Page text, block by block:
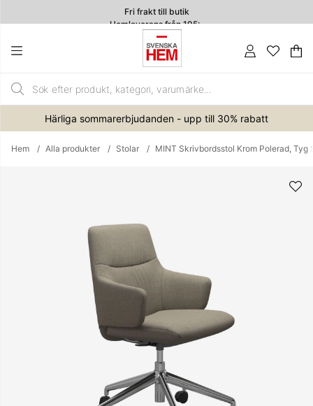
Fri frakt till butik
Hemleverans från 195:-
.
Härliga sommarerbjudanden - upp till 30% rabatt
Hem Alla produkter Stolar MINT Skrivbordsstol Krom Polerad, Tyg